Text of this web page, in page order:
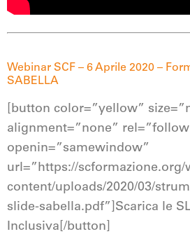
Webinar SCF – 6 Aprile 2020 –
SABELLA
[button color=”yellow”
alignment=”none”
openin=”samewindow”
url=”https://scformazione.org/
content/uploads/2020/03/
slide-sabella.pdf”]Scarica le
Inclusiva[/button]